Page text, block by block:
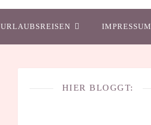
URLAUBSREISEN IMPRESSUM
HIER BLOGGT: